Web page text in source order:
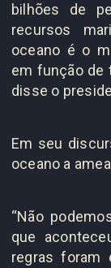
bilhões de
recursos
oceano é o
em função de
disse o
Em seu
oceano a
“Não
que
regras foram